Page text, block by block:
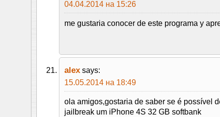
04.04.2014 на 15:26
me gustaria conocer de este programa y
alex says:
15.05.2014 на 18:49
ola amigos,gostaria de saber se é possível
jailbreak um iPhone 4S 32 GB softbank